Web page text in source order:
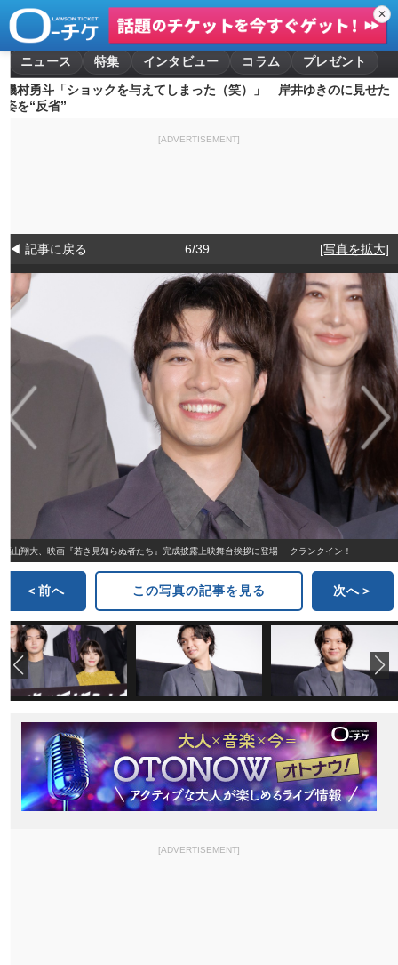
✕
ニュース 特集 インタビュー コラム
プレゼント
磯村勇斗「ショックを与えてしまった（笑）」 岸井ゆきのに見せた
姿を“反省”
[ADVERTISEMENT]
◀ 記事に戻る 6/39 [写真を拡大]
福山翔大、映画『若き見知らぬ者たち』完成披露上映舞台挨拶に登場 クランクイン！
＜前へ この写真の記事を見る 次へ＞
[ADVERTISEMENT]